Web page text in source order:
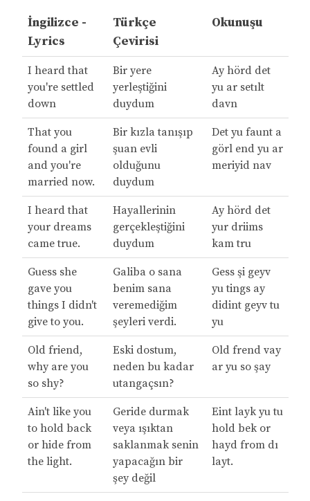
İngilizce -
Lyrics
Türkçe
Çevirisi
Okunuşu
I heard that
you're settled
down
Bir yere
yerleştiğini
duydum
Ay hörd det
yu ar setılt
davn
That you
found a girl
and you're
married now.
Bir kızla tanışıp
şuan evli
olduğunu
duydum
Det yu faunt a
görl end yu ar
meriyid nav
I heard that
your dreams
came true.
Hayallerinin
gerçekleştiğini
duydum
Ay hörd det
yur driims
kam tru
Guess she
gave you
things I didn't
give to you.
Galiba o sana
benim sana
veremediğim
şeyleri verdi.
Gess şi geyv
yu tings ay
didint geyv tu
yu
Old friend,
why are you
so shy?
Eski dostum,
neden bu kadar
utangaçsın?
Old frend vay
ar yu so şay
Ain't like you
to hold back
or hide from
the light.
Geride durmak
veya ışıktan
saklanmak senin
yapacağın bir
şey değil
Eint layk yu tu
hold bek or
hayd from dı
layt.